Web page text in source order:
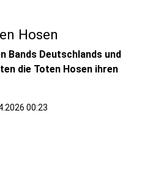
Hosen
Bands Deutschlands und
die Toten Hosen ihren
00:23